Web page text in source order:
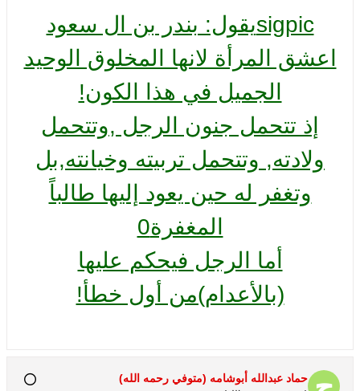
sigpicيقول: بندر بن ال سعود
اعشق المرأة لانها المخلوق الوحيد
الجميل في هذا الكون!
إذ تتحمل جنون الرجل ,وتتحمل
ولادته, وتتحمل تربيته وخيانته,بل
وتغفر له حين يعود إليها طالباً
المغفرة0
أما الرجل فيحكم عليها
(بالأعدام)من أول خطأ!
حماد عبدالله أبوشامه (متوفي رحمه الله)